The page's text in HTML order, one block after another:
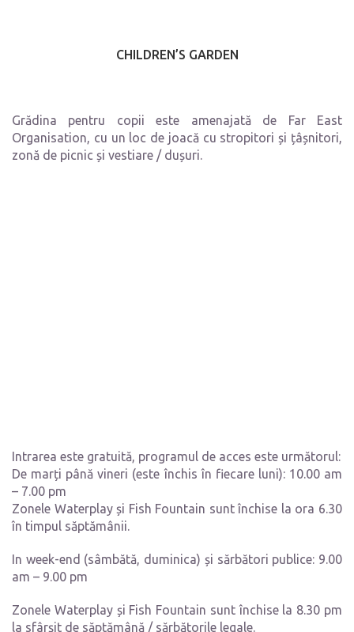
CHILDREN’S GARDEN
Grădina pentru copii este amenajată de Far East
Organisation, cu un loc de joacă cu stropitori și țâșnitori,
zonă de picnic și vestiare / dușuri.
Intrarea este gratuită, programul de acces este următorul:
De marți până vineri (este închis în fiecare luni): 10.00 am
– 7.00 pm
Zonele Waterplay și Fish Fountain sunt închise la ora 6.30
în timpul săptămânii.
In week-end (sâmbătă, duminica) și sărbători publice: 9.00
am – 9.00 pm
Zonele Waterplay și Fish Fountain sunt închise la 8.30 pm
la sfârșit de săptămână / sărbătorile legale.